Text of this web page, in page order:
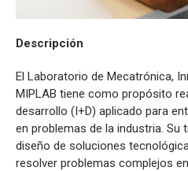
Descripción
El Laboratorio de Mecatrónica,
MIPLAB tiene como propósito
desarrollo (I+D) aplicado para
en problemas de la industria. Su
diseño de soluciones
resolver problemas complejos